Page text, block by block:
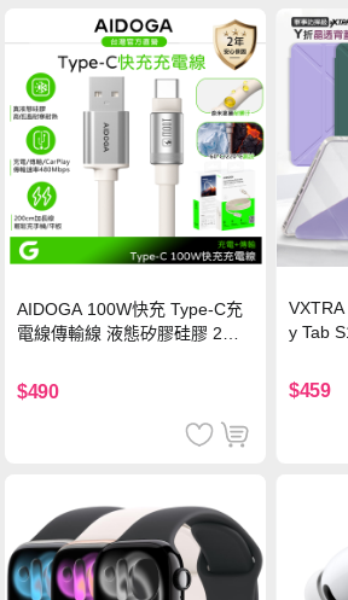
AIDOGA 100W快充 Type-C充
電線傳輸線 液態矽膠硅膠 2M
$490
y Tab
$459